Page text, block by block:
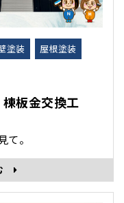
塗装
屋根塗装
板金交換工
て。